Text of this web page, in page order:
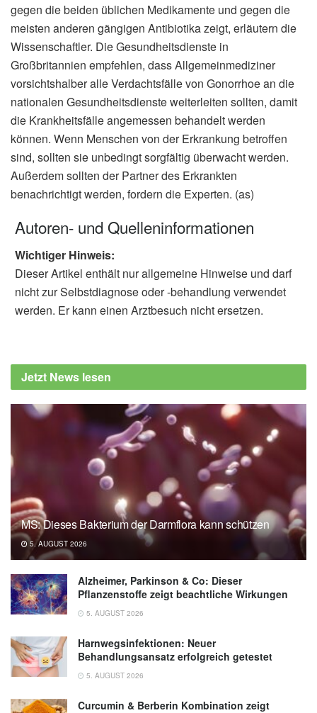
gegen die beiden üblichen Medikamente und gegen die
meisten anderen gängigen Antibiotika zeigt, erläutern die
Wissenschaftler. Die Gesundheitsdienste in
Großbritannien empfehlen, dass Allgemeinmediziner
vorsichtshalber alle Verdachtsfälle von Gonorrhoe an die
nationalen Gesundheitsdienste weiterleiten sollten, damit
die Krankheitsfälle angemessen behandelt werden
können. Wenn Menschen von der Erkrankung betroffen
sind, sollten sie unbedingt sorgfältig überwacht werden.
Außerdem sollten der Partner des Erkrankten
benachrichtigt werden, fordern die Experten. (as)
Autoren- und Quelleninformationen
Wichtiger Hinweis:
Dieser Artikel enthält nur allgemeine Hinweise und darf
nicht zur Selbstdiagnose oder -behandlung verwendet
werden. Er kann einen Arztbesuch nicht ersetzen.
Jetzt News lesen
MS: Dieses Bakterium der Darmflora kann schützen
5. AUGUST 2026
Alzheimer, Parkinson & Co: Dieser
Pflanzenstoffe zeigt beachtliche Wirkungen
5. AUGUST 2026
Harnwegsinfektionen: Neuer
Behandlungsansatz erfolgreich getestet
5. AUGUST 2026
Curcumin & Berberin Kombination zeigt